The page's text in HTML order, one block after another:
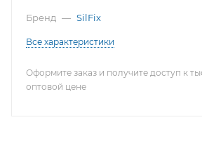
Бренд — SilFix
Все характеристики
Оформите заказ и получите доступ к
оптовой цене